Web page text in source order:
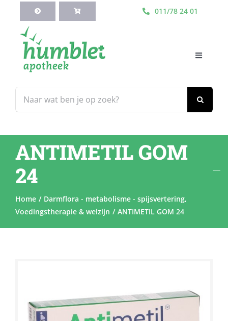
inhoud
011/78 24 01
naar:
Toggle
Webshop
Blog
Diensten
Contacteer Ons
ANTIMETIL GOM
24
Home
Darmflora - metabolisme - spijsvertering
Voedingstherapie & welzijn
ANTIMETIL GOM 24